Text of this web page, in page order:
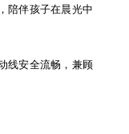
陪伴孩子在晨光中
线安全流畅，兼顾